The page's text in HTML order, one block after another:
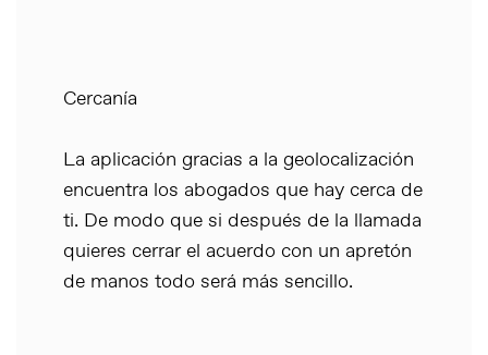
Cercanía
La aplicación gracias a la geolocalización
encuentra los abogados que hay cerca de
ti. De modo que si después de la llamada
quieres cerrar el acuerdo con un apretón
de manos todo será más sencillo.